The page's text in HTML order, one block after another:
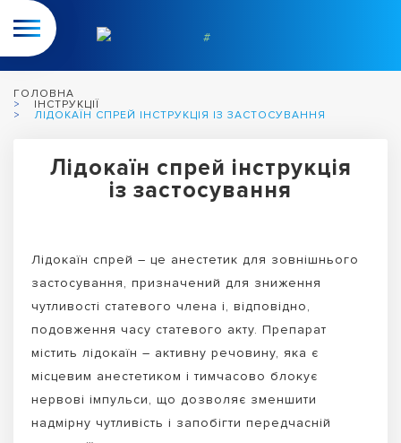
ГОЛОВНА
ІНСТРУКЦІЇ
ЛІДОКАЇН СПРЕЙ ІНСТРУКЦІЯ ІЗ ЗАСТОСУВАННЯ
Лідокаїн спрей інструкція
із застосування
Лідокаїн спрей – це анестетик для зовнішнього
застосування, призначений для зниження
чутливості статевого члена і, відповідно,
подовження часу статевого акту. Препарат
містить лідокаїн – активну речовину, яка є
місцевим анестетиком і тимчасово блокує
нервові імпульси, що дозволяє зменшити
надмірну чутливість і запобігти передчасній